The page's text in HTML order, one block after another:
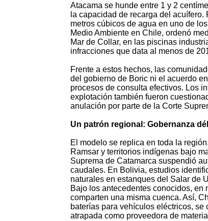
Atacama se hunde entre 1 y 2
la capacidad de recarga del
metros cúbicos de agua en uno de
Medio Ambiente en Chile, ordenó
Mar de Collar, en las piscinas
infracciones que data al menos de
Frente a estos hechos, las
del gobierno de Boric ni el acuerdo
procesos de consulta efectivos. Los
explotación también fueron
anulación por parte de la Corte
Un patrón regional: Gobernanza
El modelo se replica en toda la
Ramsar y territorios indígenas bajo
Suprema de Catamarca suspendió
caudales. En Bolivia, estudios
naturales en estanques del Salar de
Bajo los antecedentes conocidos,
comparten una misma cuenca. Así,
baterías para vehículos eléctricos,
atrapada como proveedora de